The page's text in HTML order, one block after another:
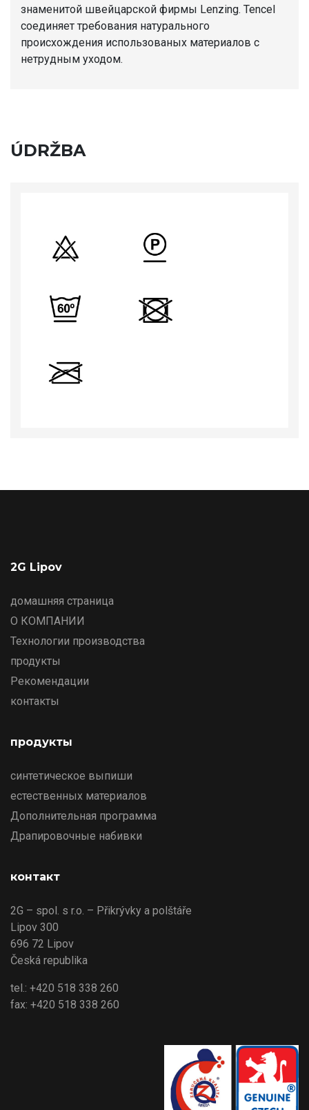
знаменитой швейцарской фирмы Lenzing. Tencel
соединяет требования натурального
происхождения использованых материалов с
нетрудным уходом.
ÚDRŽBA
2G Lipov
домашняя страница
О КОМПАНИИ
Технологии производства
продукты
Рекомендации
контакты
продукты
синтетическое выпиши
естественных материалов
Дополнительная программа
Драпировочные набивки
контакт
2G – spol. s r.o. – Přikrývky a polštáře
Lipov 300
696 72 Lipov
Česká republika
tel.: +420 518 338 260
fax: +420 518 338 260